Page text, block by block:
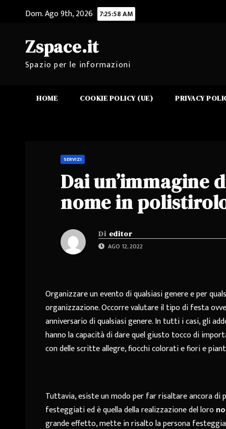
contenuto
Dom. Ago 9th, 2026 7:25:59 AM
Zspace.it
Spazio per le informazioni
HOME COOKIE POLICY (UE) PRIVACY
SERVIZI
Dai un’immagine
nome in
Di editor
AGO 12, 2022
Organizzare un evento di qualsiasi genere e per
organizzazione. Occorre valutare il tipo di festa
anniversario di qualsiasi genere. In tutti i casi, gli
hanno la capacità di dare quel giusto tocco di
con delle scritte allegre, fiocchi colorati e fiori e
Tuttavia, esiste un modo per far risaltare ancora
festeggiati ed è quella della realizzazione del loro
grande effetto, mette in risalto la persona